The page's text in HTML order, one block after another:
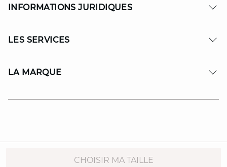
CHOISIR MA TAILLE
INFORMATIONS JURIDIQUES
LES SERVICES
LA MARQUE